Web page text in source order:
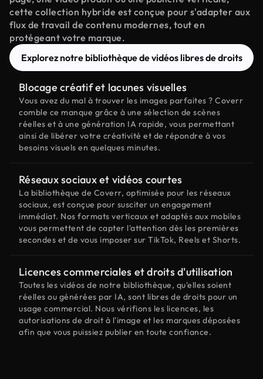
cette collection hybride est conçue pour s'adapter aux
flux de travail de contenu modernes, tout en
protégeant votre marque.
Explorez notre bibliothèque de vidéos libres de droits
Blocage créatif et lacunes visuelles
Vous avez du mal à trouver les images parfaites ? Coverr
comble ce manque grâce à une sélection de scènes
réelles et à une génération IA rapide, vous permettant
ainsi de libérer votre créativité et de répondre à vos
besoins visuels en quelques minutes.
Réseaux sociaux et vidéos courtes
La bibliothèque de Coverr, optimisée pour les réseaux
sociaux, est conçue pour susciter un engagement
immédiat. Nos formats verticaux et adaptés aux mobiles
vous permettent de capter l'attention dès les premières
secondes et de vous imposer sur TikTok, Reels et Shorts.
Licences commerciales et droits d'utilisation
Toutes les vidéos de notre bibliothèque, qu'elles soient
réelles ou générées par IA, sont libres de droits pour un
usage commercial. Nous vérifions les licences, les
autorisations de droit à l'image et les marques déposées
afin que vous puissiez publier en toute confiance.